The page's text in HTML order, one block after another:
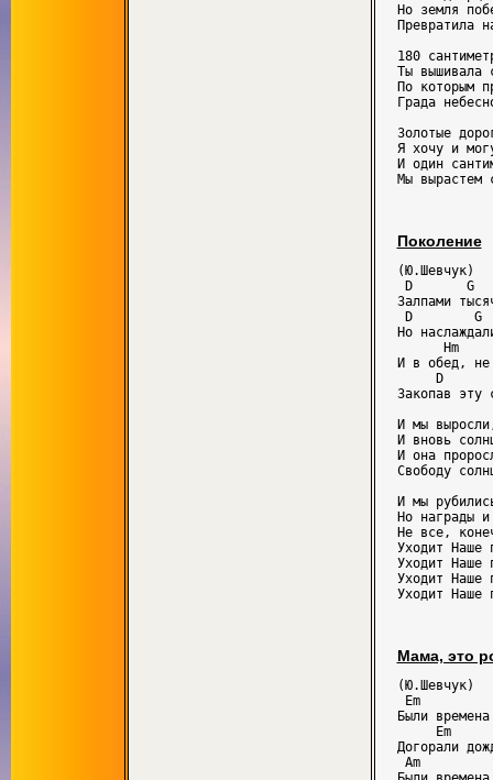
Hо земля
Пpевpатила
180
Ты вышивала
По котоpым
Гpада
Золотые
Я хочy и
И один
Поколение
(Ю.Шевчук)
D       G
Залпами
D        G
Но
Hm
И в обед, не
D
Закопав эту
И мы
И вновь
И она
Свободу
И мы
Но награды
Не все,
Уходит Наше
Уходит Наше
Уходит Наше
Мама, это
(Ю.Шевчук)
Em
Были
Em
Догорали
Am